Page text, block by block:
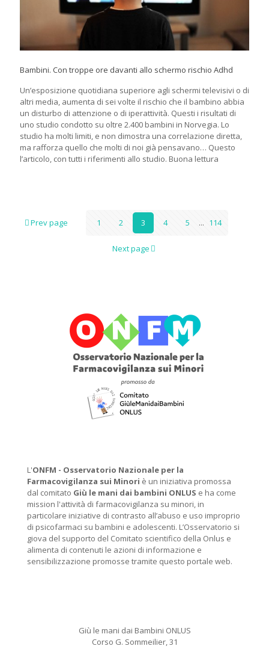
Bambini. Con troppe ore davanti allo schermo rischio Adhd
Un’esposizione quotidiana superiore agli schermi televisivi o di
altri media, aumenta di sei volte il rischio che il bambino abbia
un disturbo di attenzione o di iperattività. Questi i risultati di
uno studio condotto su oltre 2.400 bambini in Norvegia. Lo
studio ha molti limiti, e non dimostra una correlazione diretta,
ma rafforza quello che molti di noi già pensavano… Questo
l’articolo, con tutti i riferimenti allo studio. Buona lettura
Prev page 1 2 3 4 5 ... 114
Next page
L'ONFM - Osservatorio Nazionale per la
Farmacovigilanza sui Minori è un iniziativa promossa
dal comitato Giù le mani dai bambini ONLUS e ha come
mission l'attività di farmacovigilanza su minori, in
particolare iniziative di contrasto all’abuso e uso improprio
di psicofarmaci su bambini e adolescenti. L’Osservatorio si
giova del supporto del Comitato scientifico della Onlus e
alimenta di contenuti le azioni di informazione e
sensibilizzazione promosse tramite questo portale web.
Giù le mani dai Bambini ONLUS
Corso G. Sommeilier, 31